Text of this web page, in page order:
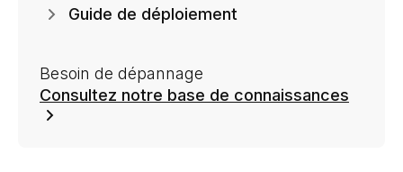
Guide de déploiement
Besoin de dépannage
Consultez notre base de connaissances